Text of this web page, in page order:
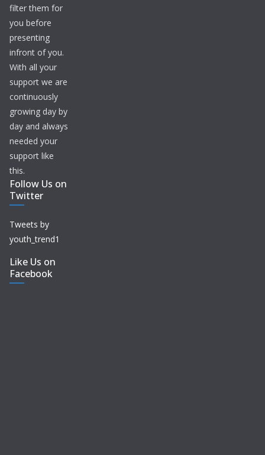
filter them for
you before
presenting
infront of you.
With all your
support we are
continuously
growing day by
day and always
needed your
support like
this.
Follow Us on
Twitter
Tweets by
youth_trend1
Like Us on
Facebook